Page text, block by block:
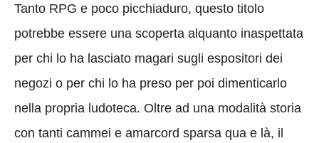
Tanto RPG e poco picchiaduro, questo titolo
potrebbe essere una scoperta alquanto inaspettata
per chi lo ha lasciato magari sugli espositori dei
negozi o per chi lo ha preso per poi dimenticarlo
nella propria ludoteca. Oltre ad una modalità storia
con tanti cammei e amarcord sparsa qua e là, il